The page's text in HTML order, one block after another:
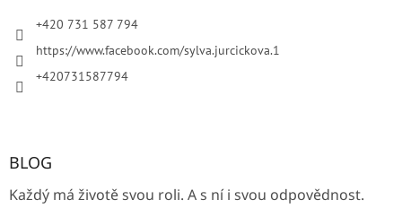
r
v
u
+420 731 587 794
https://www.facebook.com/sylva.jurcickova.1
+420731587794
BLOG
Každý má životě svou roli. A s ní i svou odpovědnost.